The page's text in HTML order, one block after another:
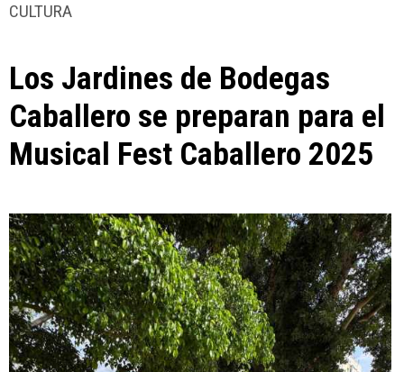
CULTURA
Los Jardines de Bodegas
Caballero se preparan para el
Musical Fest Caballero 2025